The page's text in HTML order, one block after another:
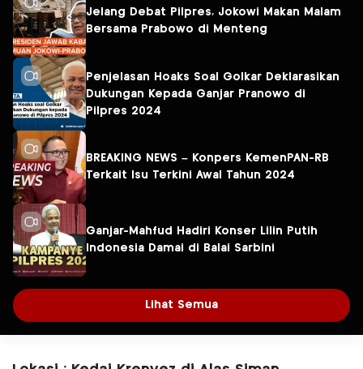
Jelang Debat Pilpres, Jokowi Makan Malam
Bersama Prabowo di Menteng
Penjelasan Hoaks Soal Golkar Deklarasikan
Dukungan Kepada Ganjar Pranowo di
Pilpres 2024
BREAKING NEWS – Konpers KemenPAN-RB
Terkait Isu Terkini Awal Tahun 2024
Ganjar-Mahfud Hadiri Konser Lilin Putih
Indonesia Damai di Balai Sarbini
Lihat Semua